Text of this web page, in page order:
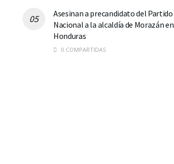
Asesinan a precandidato del Partido
Nacional a la alcaldía de Morazán en
Honduras
0 COMPARTIDAS